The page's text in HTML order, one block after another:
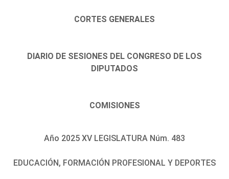
CORTES GENERALES
DIARIO DE SESIONES DEL CONGRESO DE LOS
DIPUTADOS
COMISIONES
Año 2025 XV LEGISLATURA Núm. 483
EDUCACIÓN, FORMACIÓN PROFESIONAL Y DEPORTES